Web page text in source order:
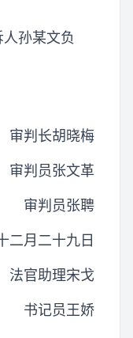
孙某文负
审判长胡晓梅
审判员张文革
审判员张聘
二月二十九日
法官助理宋戈
书记员王娇